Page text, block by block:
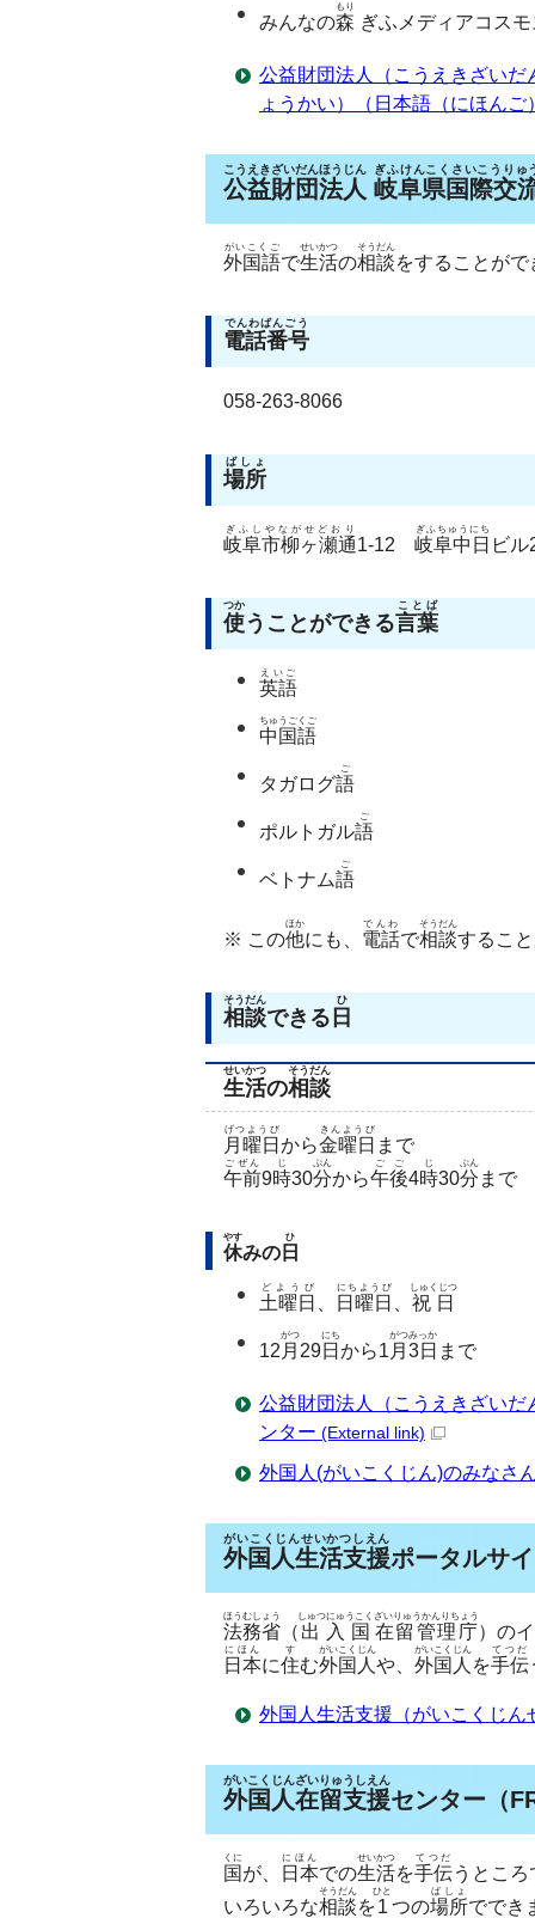
みんなの森
もり
ぎふメディアコス
公益財団法人（こうえきざい
ょうかい）（日本語（にほんご
公益財団法人
こうえきざいだんほうじん
岐阜県国際交
ぎふけんこくさいこうりゅ
外国語
がいこくご
で生活
せいかつ
の相談
そうだん
をすることがで
電話番号
でんわばんごう
058-263-8066
場所
ばしょ
岐阜市柳ヶ瀬通
ぎふしやながせどおり
1-12 岐阜中日
ぎふちゅうにち
ビル
使
つか
うことができる言葉
ことば
英語
えいご
中国語
ちゅうごくご
タガログ語
ご
ポルトガル語
ご
ベトナム語
ご
※ この他
ほか
にも、 電話
でんわ
で相談
そうだん
するこ
相談
そうだん
できる 日
ひ
生活
せいかつ
の相談
そうだん
月曜日
げつようび
から金曜日
きんようび
まで
午前
ごぜん
9時
じ
30分
ぷん
から午後
ごご
4時
じ
30分
ぷん
まで
休
やす
みの 日
ひ
土曜日
どようび
日曜日
にちようび
祝日
しゅくじつ
12 月
がつ
29日
にち
から1 月
がつ
3日
みっか
まで
公益財団法人（こうえきざい
ンター (External link)
外国人(がいこくじん)のみなさ
外国人生活支援
がいこくじんせいかつしえん
ポータルサイ
法務省
ほうむしょう
（ 出入国
しゅつにゅうこく
在留管理庁
ざいりゅうかんりちょう
）の
日本
にほん
に住
す
む外国人
がいこくじん
や、 外国人
がいこくじん
を手伝
てつだ
外国人生活支援（がいこくじん
外国人在留支援
がいこくじんざいりゅうしえん
センター（
国
くに
が、 日本
にほん
での生活
せいかつ
を手伝
てつだ
うところ
いろいろな相談
そうだん
を1
ひと
つの場所
ばしょ
ででき